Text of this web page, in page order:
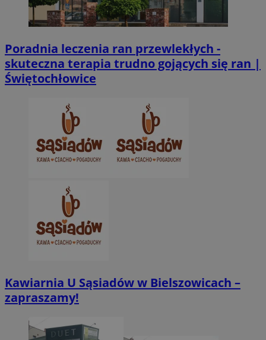
Poradnia leczenia ran przewlekłych -
skuteczna terapia trudno gojących się ran |
Świętochłowice
Kawiarnia U Sąsiadów w Bielszowicach –
zapraszamy!
Niezbędne Wydajność Targetowanie
Niezbędne pliki cookie umożliwiają korzystanie z podstawowych
można prawidłowo korzystać ze strony internetowej.
Nazwa
SessID
zabrze.com.pl
QeSessID
MvSessID